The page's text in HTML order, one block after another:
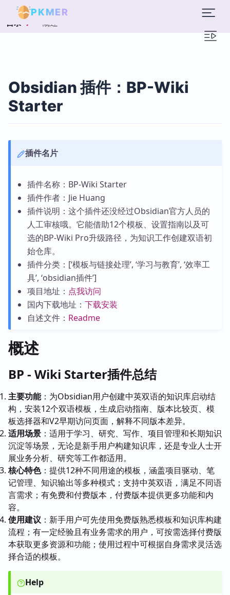
PKMER
目录 概述
Obsidian 插件：BP-Wiki
Starter
插件名片
插件名称：BP-Wiki Starter
插件作者：Jie Huang
插件说明：这个插件还没经过Obsidian官方人员的
人工审核哦。它能借助12个模板、设置指南以及可
选的BP-Wiki Pro升级路径，为知识工作创建双语初
始仓库。
插件分类：[‘模板与链接处理’, ‘学习与教育’, ‘效率工
具’, ‘obsidian插件’]
项目地址： 点我访问
国内下载地址： 下载安装
自述文件： Readme
概述
BP - Wiki Starter插件总结
主要功能：为Obsidian用户创建中英双语的知识库启动结
构，安装12个双语模板，生成启动指南、版本比较页、模
板选择器和V2早期访问页面，解释不同版本差异。
适用场景 ：适用于学习、研究、写作、项目管理和长期知识
沉淀等场景，无论是新手用户构建知识库，还是专业人士开
展业务分析、研究等工作都适用。
核心特色：提供12种不同用途的模板，涵盖项目驱动、笔
记管理、知识输出等多种模式；支持中英双语，满足不同语
言需求；有免费和付费版本，付费版本提供更多功能和内
容。
使用建议 ：新手用户可先使用免费版熟悉模板和知识库构建
流程；有一定经验且有业务需求的用户，可按需选择付费版
本获取更多资源和功能；使用过程中可根据自身需求灵活选
择合适的模板。
Help